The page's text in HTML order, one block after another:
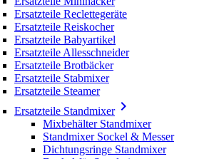
Ersatzteile Reclettegeräte
Ersatzteile Reiskocher
Ersatzteile Babyartikel
Ersatzteile Allesschneider
Ersatzteile Brotbäcker
Ersatzteile Stabmixer
Ersatzteile Steamer
Ersatzteile Standmixer
Mixbehälter Standmixer
Standmixer Sockel & Messer
Dichtungsringe Standmixer